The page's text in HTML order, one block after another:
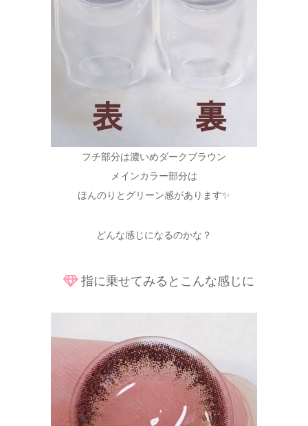
フチ部分は濃いめダークブラウン
メインカラー部分は
ほんのりとグリーン感があります✨
どんな感じになるのかな？
指に乗せてみるとこんな感じに